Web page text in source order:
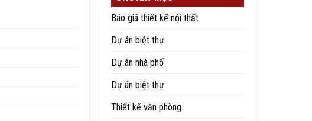
Báo giá thiết kế nội thất
Dự án biệt thự
Dự án nhà phố
Dự án biệt thự
Thiết kế văn phòng